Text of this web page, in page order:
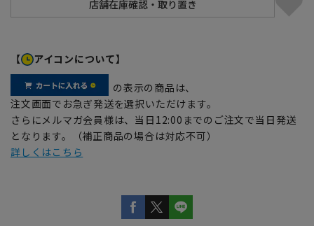
【 アイコンについて】
の表示の商品は、
注文画面でお急ぎ発送を選択いただけます。
さらにメルマガ会員様は、当日12:00までのご注文で当日発送
となります。（補正商品の場合は対応不可）
詳しくはこちら